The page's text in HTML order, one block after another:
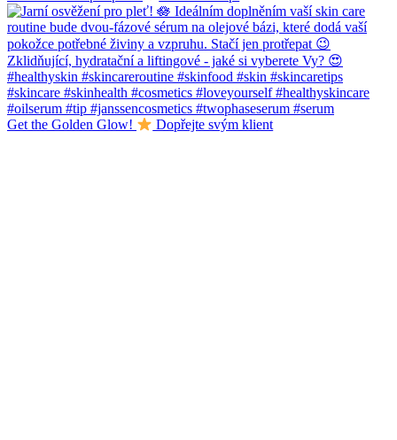
Get the Golden Glow! Dopřejte svým klient